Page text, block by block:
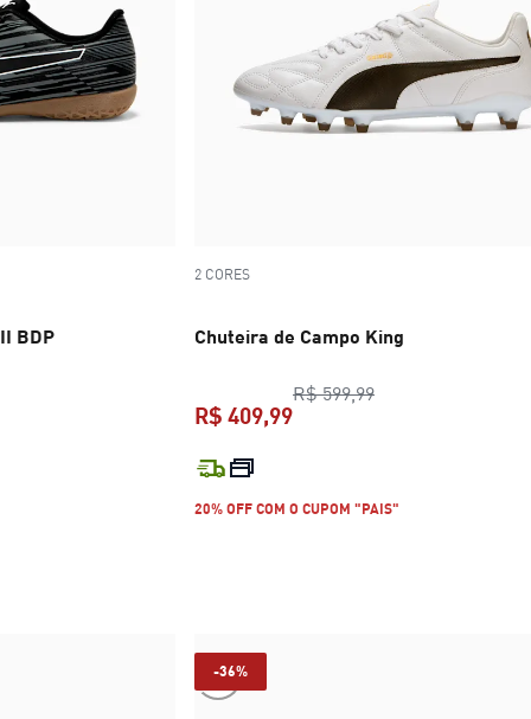
BDP
2 CORES
Chuteira de Campo King
R$ 599,99preço original R$
R$ 409,99
20% OFF COM O CUPOM "PAIS"
-36%